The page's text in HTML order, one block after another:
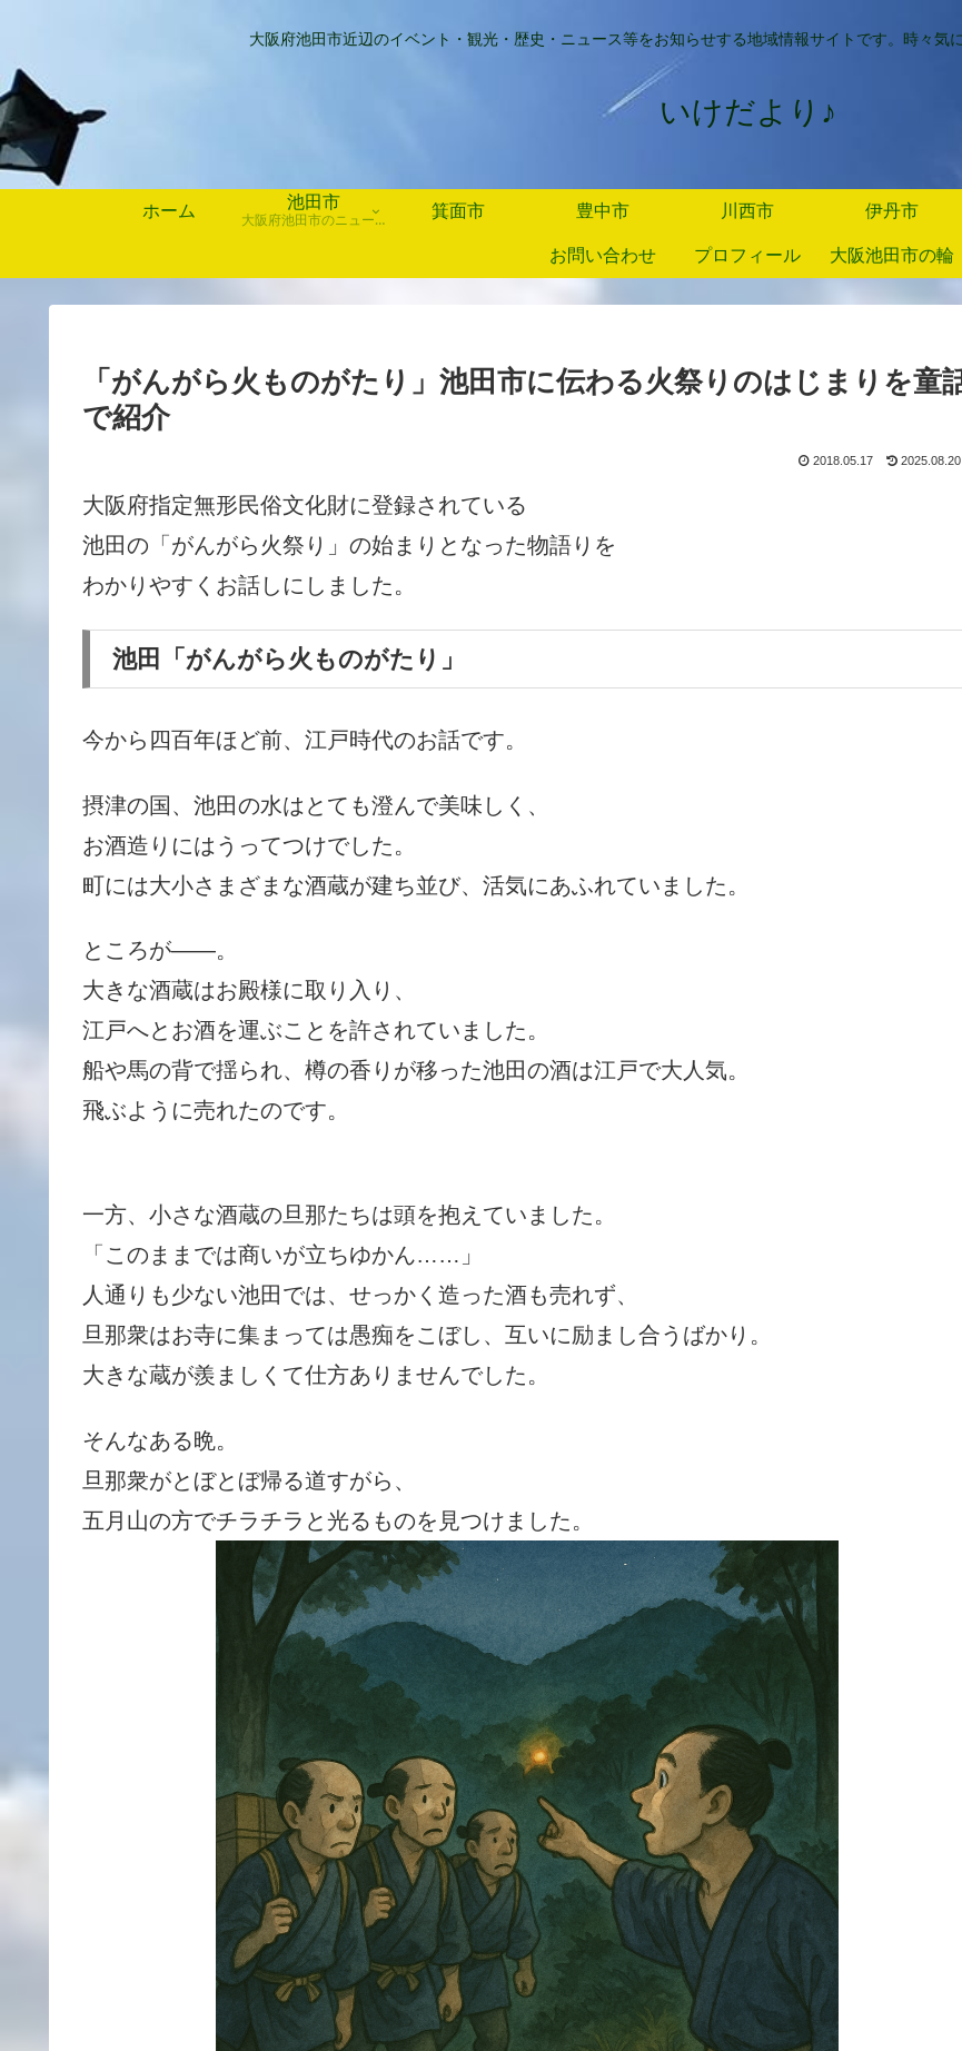
大阪府池田市近辺のイベント・観光・歴史・ニュース等をお知らせする地域情報サイトです。時々気
いけだより♪
ホーム
池田市
大阪府池田市のニュース、歴史や行事、お店情報など
箕面市 豊中市 川西市 伊丹市
お問い合わせ プロフィール 大阪池田市の輪
「がんがら火ものがたり」池田市に伝わる火祭りのはじまりを童
で紹介
2018.05.17 2025.08.20
大阪府指定無形民俗文化財に登録されている
池田の「がんがら火祭り」の始まりとなった物語りを
わかりやすくお話しにしました。
池田「がんがら火ものがたり」
今から四百年ほど前、江戸時代のお話です。
摂津の国、池田の水はとても澄んで美味しく、
お酒造りにはうってつけでした。
町には大小さまざまな酒蔵が建ち並び、活気にあふれていました。
ところが――。
大きな酒蔵はお殿様に取り入り、
江戸へとお酒を運ぶことを許されていました。
船や馬の背で揺られ、樽の香りが移った池田の酒は江戸で大人気。
飛ぶように売れたのです。
一方、小さな酒蔵の旦那たちは頭を抱えていました。
「このままでは商いが立ちゆかん……」
人通りも少ない池田では、せっかく造った酒も売れず、
旦那衆はお寺に集まっては愚痴をこぼし、互いに励まし合うばかり。
大きな蔵が羨ましくて仕方ありませんでした。
そんなある晩。
旦那衆がとぼとぼ帰る道すがら、
五月山の方でチラチラと光るものを見つけました。